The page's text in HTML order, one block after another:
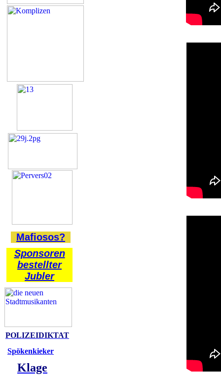
Mafiosos?
Sponsoren
bestellter
Jubler
POLIZEIDIKTAT
Spökenkieker
Klage